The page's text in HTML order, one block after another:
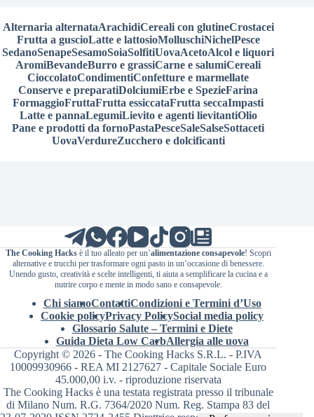
Alternaria alternataArachidiCereali con glutineCrostacei
Frutta a guscioLatte e lattosioMolluschiNichelPesce
SedanoSenapeSesamoSoiaSolfitiUovaAcetoAlcol e liquori
AromiBevandeBurro e grassiCarne e salumiCereali
CioccolatoCondimentiConfetture e marmellate
Conserve e preparatiDolciumiErbe e SpezieFarina
FormaggioFruttaFrutta essiccataFrutta seccaImpasti
Latte e pannaLegumiLievito e agenti lievitantiOlio
Pane e prodotti da fornoPastaPesceSaleSalseSottaceti
UovaVerdureZucchero e dolcificanti
The Cooking Hacksè il tuo alleato per un’alimentazione consapevole! Scopri
alternative e trucchi per trasformare ogni pasto in un’occasione di benessere.
Unendo gusto, creatività e scelte intelligenti, ti aiuta a semplificare la cucina e a
nutrire corpo e mente in modo sano e consapevole.
Chi siamoContattiCondizioni e Termini d’Uso
Cookie policyPrivacy PolicySocial media policy
Glossario Salute – Termini e Diete
Guida Dieta Low CarbAllergia alle uova
Copyright © 2026 - The Cooking Hacks S.R.L. - P.IVA
10009930966 - REA MI 2127627 - Capitale Sociale Euro
45.000,00 i.v. - riproduzione riservata
The Cooking Hacks è una testata registrata presso il tribunale
di Milano Num. R.G. 7364/2020 Num. Reg. Stampa 83 del